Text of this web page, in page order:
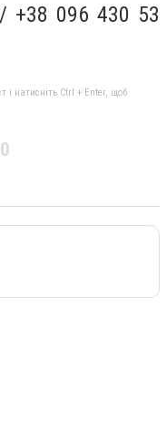
+38 096 430 53
і натисніть Ctrl + Enter, щоб